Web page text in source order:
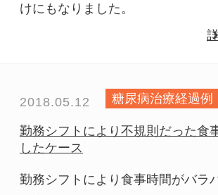
けにもなりました。
2018.05.12 糖尿病治療経過例
勤務シフトにより不規則だった食
したケース
勤務シフトにより食事時間がバラ